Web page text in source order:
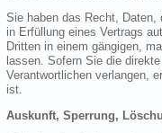
Sie haben das Recht, Daten,
in Erfüllung eines Vertrags
Dritten in einem gängigen,
lassen. Sofern Sie die
Verantwortlichen verlangen,
ist.
Auskunft, Sperrung,